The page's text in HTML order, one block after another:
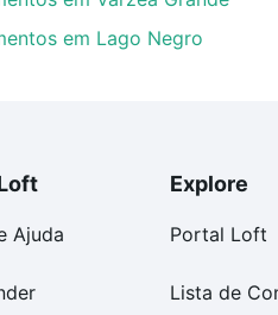
em Lago Negro
Ajuda
Explore
Portal Loft
Lista de